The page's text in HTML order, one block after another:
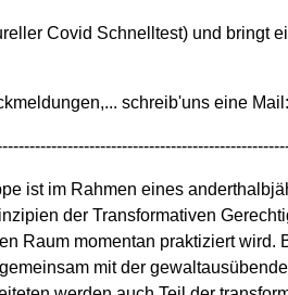
Covid Schnelltest) und bringt
schreib'uns eine
ist im Rahmen eines
der Transformativen
Raum momentan praktiziert wird.
mit der